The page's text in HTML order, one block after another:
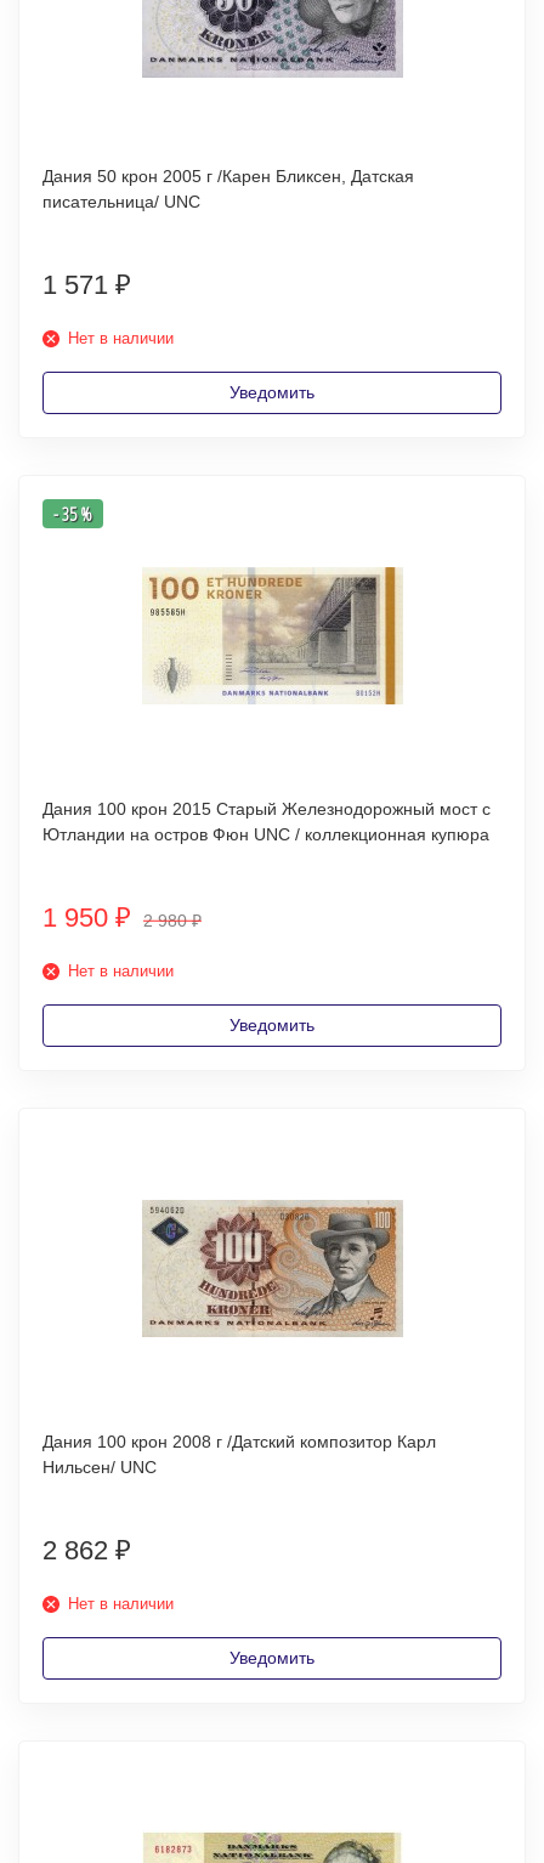
Дания 50 крон 2005 г /Карен Бликсен, Датская
писательница/ UNC
1 571 ₽
Нет в наличии
Уведомить
- 35 %
Дания 100 крон 2015 Старый Железнодорожный мост с
Ютландии на остров Фюн UNC / коллекционная купюра
1 950 ₽ 2 980₽
Нет в наличии
Уведомить
Дания 100 крон 2008 г /Датский композитор Карл
Нильсен/ UNC
2 862 ₽
Нет в наличии
Уведомить